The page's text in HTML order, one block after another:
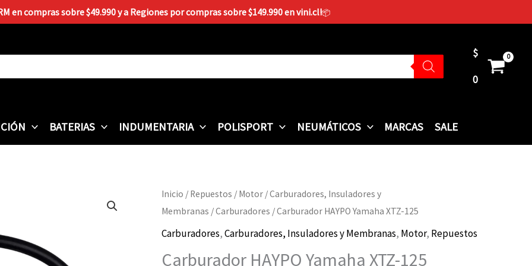
en compras sobre $49.990 y a Regiones por compras sobre $149.990 en vini.cl!📦
$
0
BATERIAS INDUMENTARIA POLISPORT NEUMÁTICOS MARCAS SALE
Inicio / Repuestos / Motor /Carburadores, Insuladores y
Membranas /Carburadores / Carburador HAYPO Yamaha XTZ-125
Carburadores,Carburadores, Insuladores y Membranas, Motor, Repuestos
Carburador HAYPO Yamaha XTZ-125
Carburador
HAYPO
Yamaha